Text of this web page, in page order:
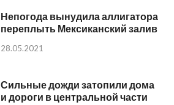
Непогода вынудила аллигатора
переплыть Мексиканский залив
28.05.2021
Сильные дожди затопили дома
и дороги в центральной части